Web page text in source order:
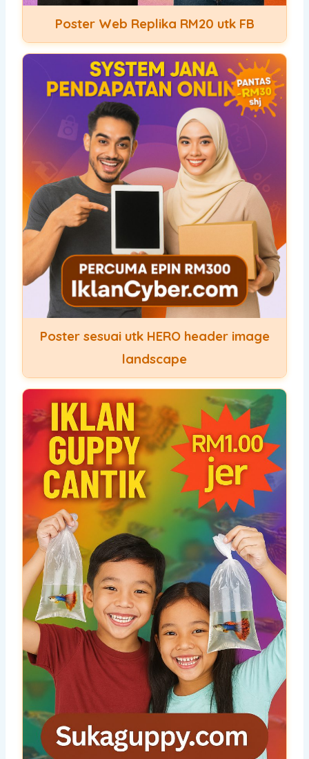
Poster Web Replika RM20 utk FB
Poster sesuai utk HERO header image
landscape